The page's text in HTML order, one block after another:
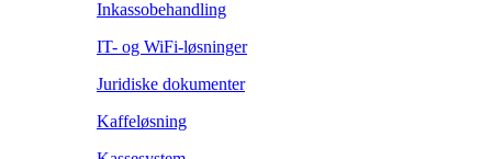
Inkassobehandling
IT- og WiFi-løsninger
Juridiske dokumenter
Kaffeløsning